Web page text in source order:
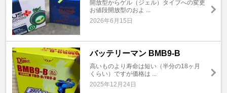
開放型からゲル（ジェル）タイプへの変更
お値段開放型のおよ ...
2026年6月15日
バッテリーマン BMB9-B
高いものより寿命は短い（半分の18ヶ月
くらい）ですが価格は ...
2025年12月24日